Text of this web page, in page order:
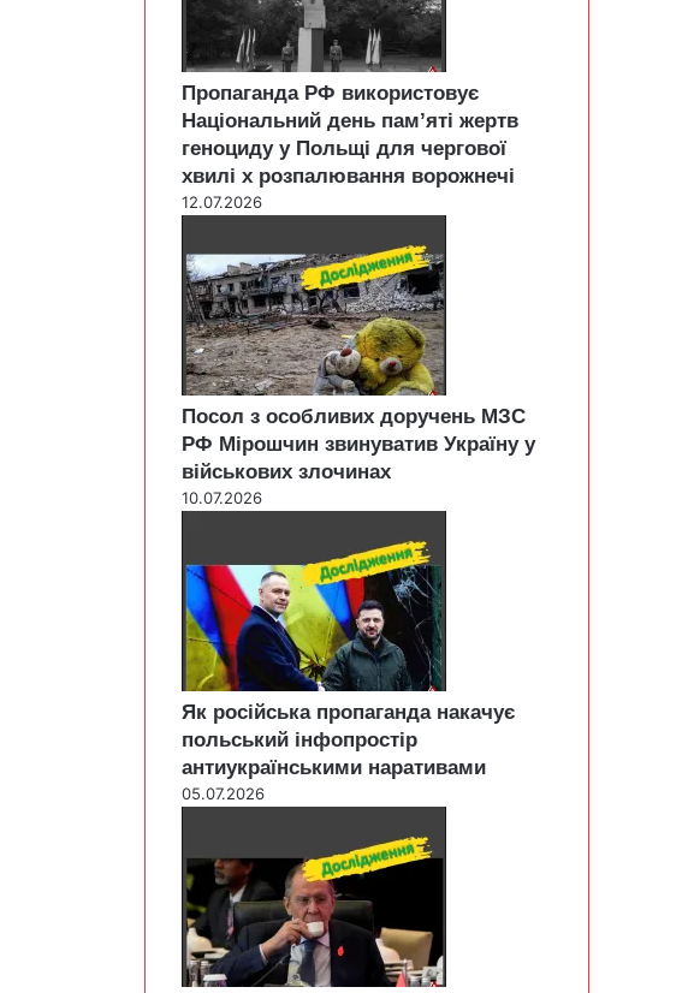
Пропаганда РФ використовує
Національний день пам’яті жертв
геноциду у Польщі для чергової
хвилі х розпалювання ворожнечі
12.07.2026
Посол з особливих доручень МЗС
РФ Мірошчин звинуватив Україну у
військових злочинах
10.07.2026
Як російська пропаганда накачує
польський інфопростір
антиукраїнськими наративами
05.07.2026